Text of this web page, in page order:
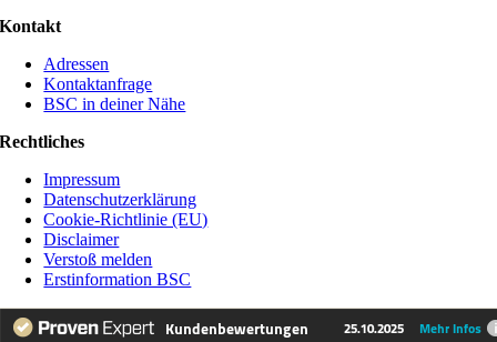
Kontakt
Adressen
Kontaktanfrage
BSC in deiner Nähe
Rechtliches
Impressum
Datenschutzerklärung
Cookie-Richtlinie (EU)
Disclaimer
Verstoß melden
Erstinformation BSC